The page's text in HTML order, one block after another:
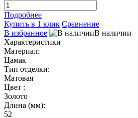
Подробнее
Купить в 1 клик Сравнение
В избранное
В наличии
Характеристики
Материал:
Цамак
Тип отделки:
Матовая
Цвет :
Золото
Длина (мм):
52